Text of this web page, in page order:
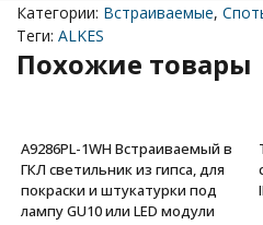
Категории: Встраиваемые,
Теги: ALKES
Похожие товары
A9286PL-1WH Встраиваемый в
ГКЛ светильник из гипса, для
покраски и штукатурки под
лампу GU10 или LED модули